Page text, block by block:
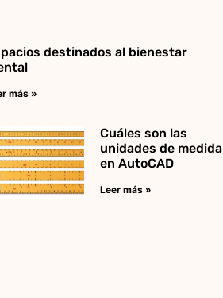
destinados al bienestar
más »
Cuáles son las
unidades de medida
en AutoCAD
Leer más »